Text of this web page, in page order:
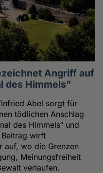
Angriff auf
des Himmels”
Abel sorgt für
tödlichen Anschlag
des Himmels“ und
Beitrag wirft
auf, wo die Grenzen
Meinungsfreiheit
verlaufen.